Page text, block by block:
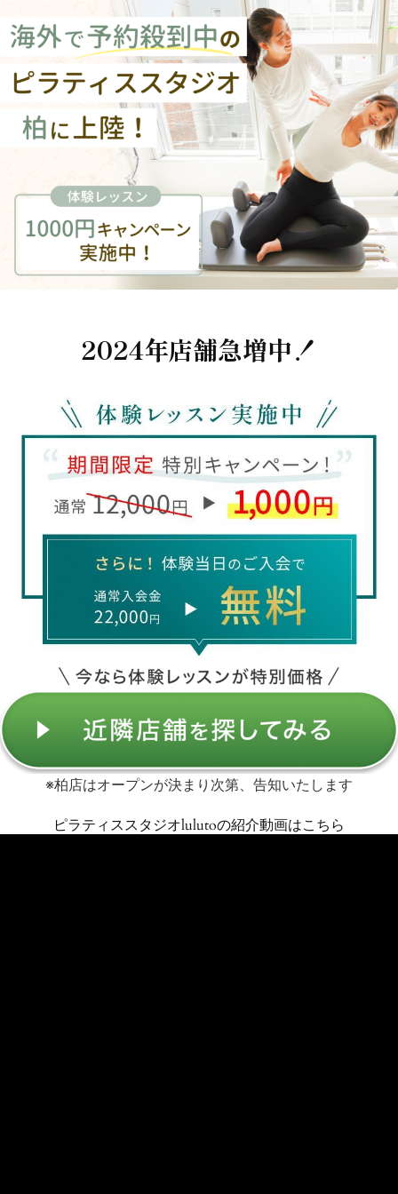
2024年店舗急増中！
※柏店はオープンが決まり次第、告知いたします
ピラティススタジオlulutoの紹介動画はこちら